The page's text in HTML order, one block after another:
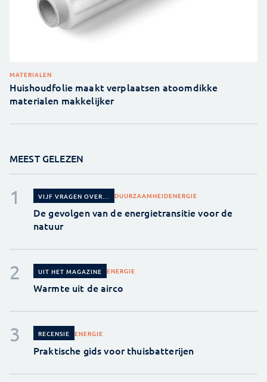
MATERIALEN
Huishoudfolie maakt verplaatsen atoomdikke
materialen makkelijker
MEEST GELEZEN
VIJF VRAGEN OVER... DUURZAAMHEIDENERGIE
De gevolgen van de energietransitie voor de
natuur
UIT HET MAGAZINE ENERGIE
Warmte uit de airco
RECENSIE ENERGIE
Praktische gids voor thuisbatterijen